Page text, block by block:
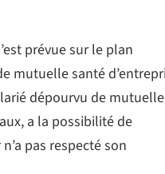
prévue sur le plan
mutuelle santé
dépourvu de mutuelle
a la possibilité de
pas respecté son